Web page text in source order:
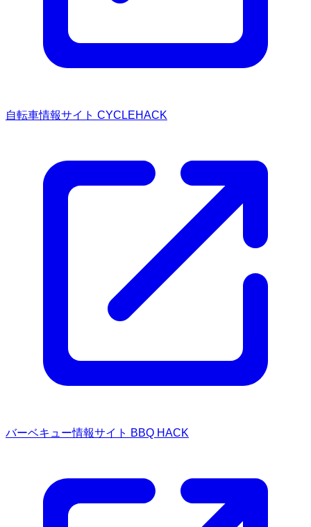
自転車情報サイト CYCLEHACK
バーベキュー情報サイト BBQ HACK